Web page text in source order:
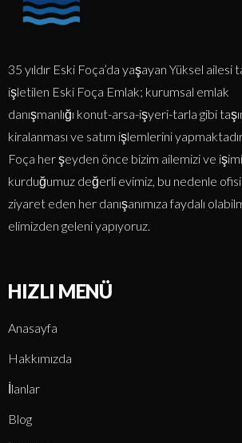
35 yıldır Eski Foça’da yaşayan Yüksel ailesi
işletilen Eski Foça Emlak; kurumsal emlak
danışmanlığı konut-arsa-işyeri-tarla gibi
kiralanması ve satım işlemlerini
Foça her şeyden önce bizim ailemizi ve
kurduğumuz değerli evimiz, bu nedenle
ziyaret eden her danışanımıza faydalı
elimizden geleni yapıyoruz.
HIZLI MENÜ
Anasayfa
Hakkımızda
İlanlar
Blog